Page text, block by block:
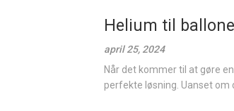
Helium til
april 25, 2024
Når det kommer til at gøre
perfekte løsning. Uanset om